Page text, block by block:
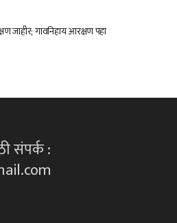
जाहीर; गावनिहाय आरक्षण पहा
संपर्क :